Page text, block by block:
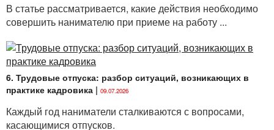
В статье рассматривается, какие действия необходимо
совершить нанимателю при приеме на работу ...
6. Трудовые отпуска: разбор ситуаций, возникающих в
практике кадровика | 09.07.2026
Каждый год наниматели сталкиваются с вопросами,
касающимися отпусков.